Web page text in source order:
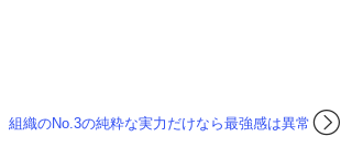
組織のNo.3の純粋な実力だけなら最強感は異常